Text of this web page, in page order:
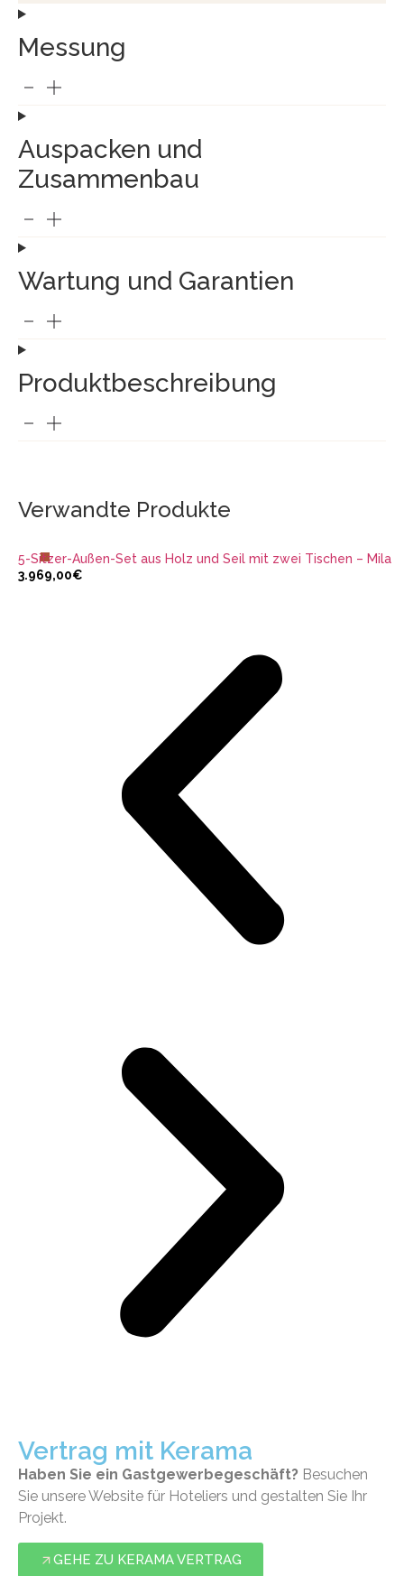
Messung
Auspacken und
Zusammenbau
Wartung und Garantien
Produktbeschreibung
Verwandte Produkte
5-Sitzer-Außen-Set aus Holz und Seil mit zwei Tischen – Mila
3.969,00€
Vertrag mit Kerama
Haben Sie ein Gastgewerbegeschäft? Besuchen
Sie unsere Website für Hoteliers und gestalten Sie Ihr
Projekt.
GEHE ZU KERAMA VERTRAG